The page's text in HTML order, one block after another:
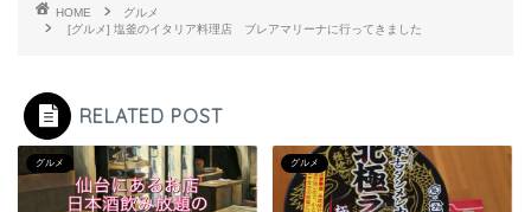
HOME
グルメ
[グルメ] 塩釜のイタリア料理店 ブレアマリーナに行ってきました
RELATED POST
グルメ グルメ